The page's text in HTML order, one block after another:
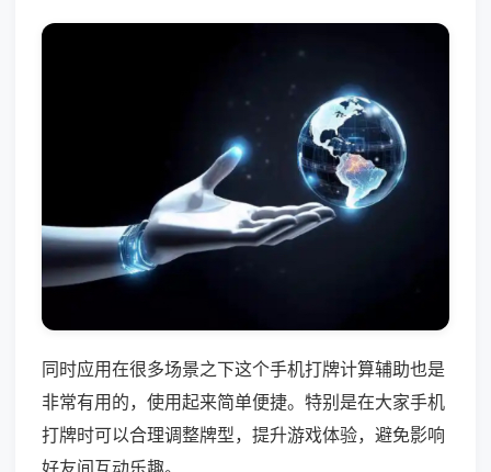
同时应用在很多场景之下这个手机打牌计算辅助也是
非常有用的，使用起来简单便捷。特别是在大家手机
打牌时可以合理调整牌型，提升游戏体验，避免影响